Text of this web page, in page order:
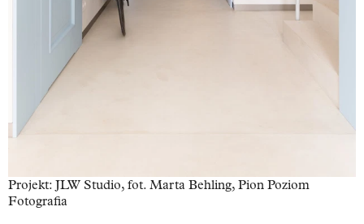
Projekt: JLW Studio, fot. Marta Behling, Pion Poziom
Fotografia